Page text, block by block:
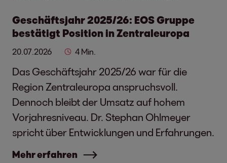
Geschäftsjahr 2025/26: EOS Gruppe
bestätigt Position in Zentraleuropa
20.07.2026 4 Min.
Das Geschäftsjahr 2025/26 war für die
Region Zentraleuropa anspruchsvoll.
Dennoch bleibt der Umsatz auf hohem
Vorjahresniveau. Dr. Stephan Ohlmeyer
spricht über Entwicklungen und Erfahrungen.
Mehr erfahren